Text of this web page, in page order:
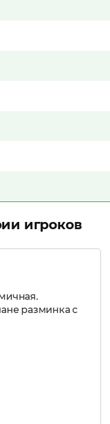
игроков
разминка с